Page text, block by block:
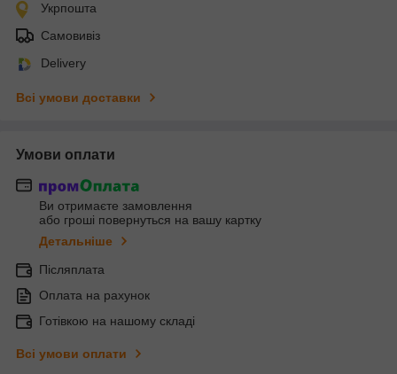
Укрпошта
Самовивіз
Delivery
Всі умови доставки
Умови оплати
Ви отримаєте замовлення
або гроші повернуться на вашу картку
Детальніше
Післяплата
Оплата на рахунок
Готівкою на нашому складі
Всі умови оплати